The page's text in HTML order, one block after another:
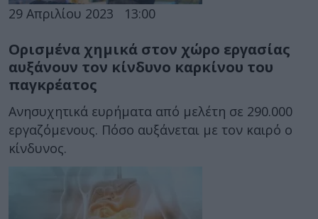
29 Απριλίου 2023 13:00
Ορισμένα χημικά στον χώρο εργασίας
αυξάνουν τον κίνδυνο καρκίνου του
παγκρέατος
Ανησυχητικά ευρήματα από μελέτη σε 290.000
εργαζόμενους. Πόσο αυξάνεται με τον καιρό ο
κίνδυνος.